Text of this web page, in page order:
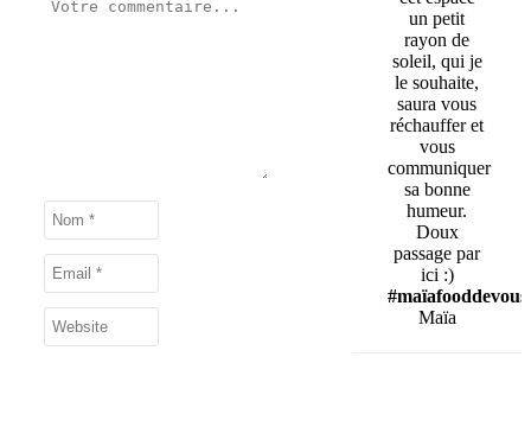
un petit
rayon de
soleil, qui je
le souhaite,
saura vous
réchauffer et
vous
communiquer
sa bonne
humeur.
Doux
passage par
ici :)
#maïafooddevous
Maïa